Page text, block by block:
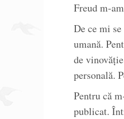
Freud m-
De ce mi
umană.
de
personală.
Pentru că
publicat.